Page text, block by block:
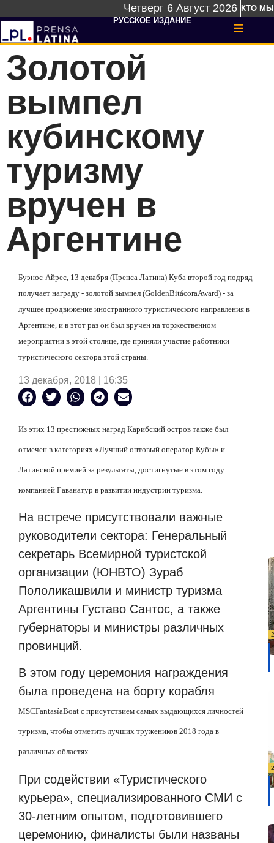
Четверг 6 Август 2026 КТО МЫ
РУССКОЕ ИЗДАНИЕ
Золотой
вымпел
кубинскому
туризму
вручен в
Аргентине
Буэнос-Айрес, 13 декабря (Пренса Латина) Куба второй год подряд
получает награду - золотой вымпел (GoldenBitácoraAward) - за
лучшее продвижение иностранного туристического направления в
Аргентине, и в этот раз он был вручен на торжественном
мероприятии в этой столице, где приняли участие работники
туристического сектора этой страны.
13 декабря, 2018 | 16:35
Из этих 13 престижных наград Карибский остров также был
отмечен в категориях «Лучший оптовый оператор Кубы» и
Латинской премией за результаты, достигнутые в этом году
компанией Гаванатур в развитии индустрии туризма.
На встрече присутствовали важные
руководители сектора: Генеральный
секретарь Всемирной туристской
организации (ЮНВТО) Зураб
Пололикашвили и министр туризма
Аргентины Густаво Сантос, а также
губернаторы и министры различных
провинций.
В этом году церемония награждения
была проведена на борту корабля
MSCFantasíaBoat с присутствием самых выдающихся личностей
туризма, чтобы отметить лучших тружеников 2018 года в
различных областях.
При содействии «Туристического
курьера», специализированного СМИ с
30-летним опытом, подготовившего
церемонию, финалисты были названы